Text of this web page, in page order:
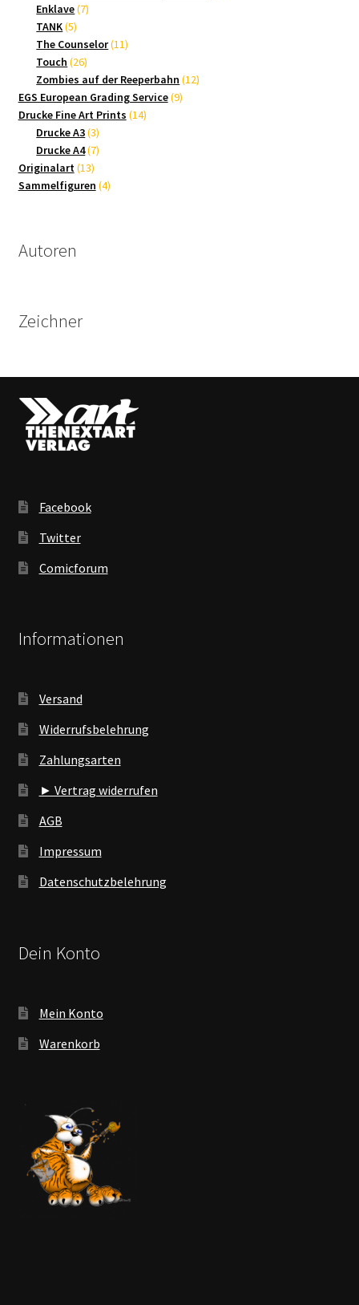
Enklave 77
TANK 55
Produkte
The Counselor 1111
Touch 2626
Produkte
Zombies auf der Reeperbahn 1212
EGS European Grading Service 99
Drucke Fine Art Prints 1414
Drucke A3 33
Produkte
Drucke A4 77
Originalart 1313
Produkte
Sammelfiguren 44
Autoren
Zeichner
Facebook
Twitter
Comicforum
Informationen
Versand
Widerrufsbelehrung
Zahlungsarten
► Vertrag widerrufen
AGB
Impressum
Datenschutzbelehrung
Dein Konto
Mein Konto
Warenkorb